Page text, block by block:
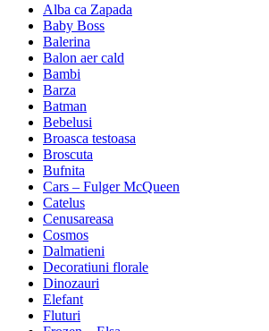
Alba ca Zapada
Baby Boss
Balerina
Balon aer cald
Bambi
Barza
Batman
Bebelusi
Broasca testoasa
Broscuta
Bufnita
Cars – Fulger McQueen
Catelus
Cenusareasa
Cosmos
Dalmatieni
Decoratiuni florale
Dinozauri
Elefant
Fluturi